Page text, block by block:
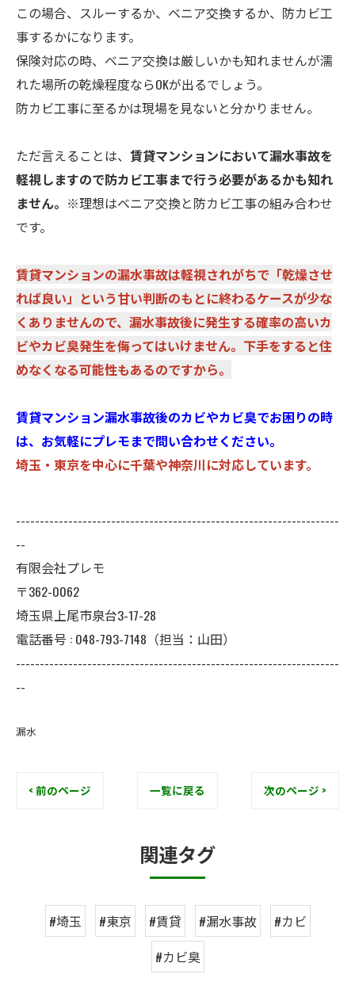
この場合、スルーするか、ベニア交換するか、防カビ工
事するかになります。
保険対応の時、ベニア交換は厳しいかも知れませんが濡
れた場所の乾燥程度ならOKが出るでしょう。
防カビ工事に至るかは現場を見ないと分かりません。
ただ言えることは、 賃貸マンションにおいて漏水事故を
軽視しますので防カビ工事まで行う必要があるかも知れ
ません。 ※理想はベニア交換と防カビ工事の組み合わせ
です。
賃貸マンションの漏水事故は軽視されがちで「乾燥させ
れば良い」という甘い判断のもとに終わるケースが少な
くありませんので、漏水事故後に発生する確率の高いカ
ビやカビ臭発生を侮ってはいけません。下手をすると住
めなくなる可能性もあるのですから。
賃貸マンション漏水事故後のカビやカビ臭でお困りの時
は、お気軽にプレモまで問い合わせください。
埼玉・東京を中心に千葉や神奈川に対応しています。
--------------------------------------------------------------------
--
有限会社プレモ
〒362-0062
埼玉県上尾市泉台3-17-28
電話番号 : 048-793-7148（担当：山田）
--------------------------------------------------------------------
--
漏水
< 前のページ 一覧に戻る 次のページ >
関連タグ
#埼玉 #東京 #賃貸 #漏水事故
#カビ
#カビ臭